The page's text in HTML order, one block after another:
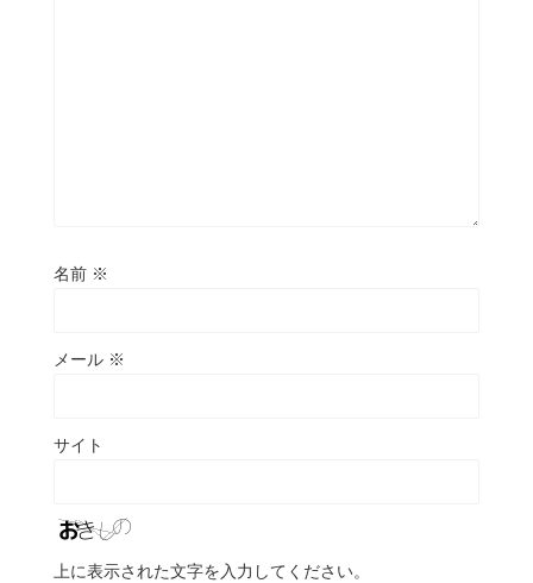
名前 ※
メール ※
サイト
上に表示された文字を入力してください。